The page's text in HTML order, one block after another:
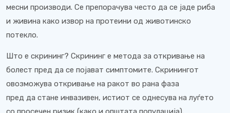
месни производи. Се препорачува често да се јаде риба
и живина како извор на протеини од животинско
потекло.
Што е скрининг? Скрининг е метода за откривање на
болест пред да се појават симптомите. Скринингот
овозможува откривање на ракот во рана фаза
пред да стане инвазивен, истиот се однесува на луѓето